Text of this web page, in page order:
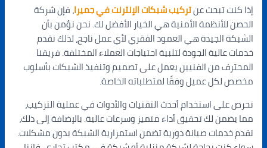
إذا كنت تبحث عنتركيب شبكات الإنترنت في جميرا، فإن شركة
الحصن للأنظمة الأمنية هي الخيار الأفضل لك. نحن نؤمن بأن
الشبكة الجيدة هي العمود الفقري لأي عمل ناجح، لذلك نقدم
خدمات عالية الجودة لتلبية احتياجات العملاء المختلفة. فريقنا
المحترف من الفنيين يعمل على تصميم وتنفيذ الشبكات بأسلوب
مخصص لكل عميل وفقًا لمتطلباته الخاصة.
نحرص على استخدام أحدث التقنيات والأدوات في عملية التركيب،
مما يضمن لك تحقيق أداء متميز وسرعات عالية. بالإضافة إلى ذلك،
نقدم خدمات صيانة دورية تضمن استمرارية الشبكة بدون مشكلات.